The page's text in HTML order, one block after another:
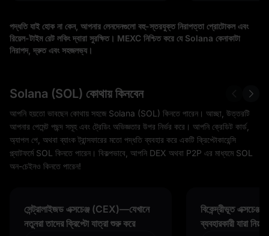
পদ্ধতি যাই হোক না কেন, আপনার লেনদেনগুলো বহু-স্তরযুক্ত নিরাপত্তা প্রোটোকল এবং
রিয়েল-টাইম রেট লকিং দ্বারা সুরক্ষিত। MEXC নিশ্চিত করে যে Solana কেনাকাটা
নিরাপদ, দ্রুত এবং সহজলভ্য।
Solana (SOL) কোথায় কিনবেন
আপনি হয়তো ভাবছেন কোথায় সহজে Solana (SOL) কিনতে পারেন। আচ্ছা, উত্তরটি
আপনার পেমেন্ট পছন্দ সমূহ এবং ট্রেডিং অভিজ্ঞতার উপর নির্ভর করে। আপনি ক্রেডিট কার্ড,
অ্যাপল পে, অথবা ব্যাংক ট্রান্সফারের মতো পদ্ধতি ব্যবহার করে একটি ক্রিপ্টোকারেন্সি
প্ল্যাটফর্মে SOL কিনতে পারেন। বিকল্পভাবে, আপনি DEX অথবা P2P এর মাধ্যমে SOL
অন-চেইনও কিনতে পারেন!
সেন্ট্রালাইজড এক্সচেঞ্জ (CEX)—যেখানে
নতুনরা তাদের ক্রিপ্টো যাত্রা শুরু করে
বিকেন্দ্রীভূত
ব্যবহারকারী যারা